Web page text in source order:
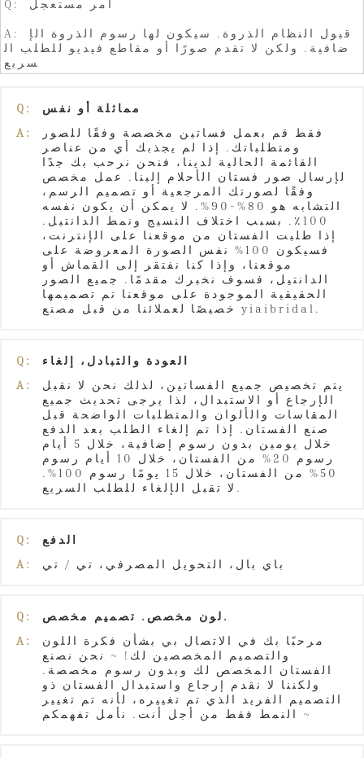
Q: أمر مستعجل
A: قبول النظام الذروة. سيكون لها رسوم الذروة الإ
ضافية. ولكن لا تقدم صورًا أو مقاطع فيديو للطلب ال
سريع
Q:
A:
فقط قم بعمل فساتين مخصصة وفقًا للصور
ومتطلباتك. إذا لم يجذبك أي من عناصر
القائمة الحالية لدينا، فنحن نرحب بك جدًا
لإرسال صور فستان الأحلام إلينا. عمل مخصص
وفقًا لصورتك المرجعية أو تصميم الرسم،
التشابه هو 80%-90%. لا يمكن أن يكون نفسه
100٪. بسبب اختلاف النسيج ونمط الدانتيل.
إذا طلبت الفستان من موقعنا على الإنترنت،
فسيكون 100% نفس الصورة المعروضة على
موقعنا، وإذا كنا نفتقر إلى القماش أو
الدانتيل، فسوف نخبرك مقدمًا. جميع الصور
الحقيقية الموجودة على موقعنا تم تصميمها
خصيصًا لعملائنا من قبل مصنع yiaibridal.
Q:
A:
يتم تخصيص جميع الفساتين، لذلك نحن لا نقبل
الإرجاع أو الاستبدال، لذا يرجى تحديث جميع
المقاسات والألوان والمتطلبات الواضحة قبل
صنع الفستان. إذا تم إلغاء الطلب بعد الدفع
خلال يومين بدون رسوم إضافية، خلال 5 أيام
رسوم 20% من الفستان، خلال 10 أيام رسوم
50% من الفستان، خلال 15 يومًا رسوم 100%.
لا تقبل الإلغاء للطلب السريع.
Q:
A:
باي بال، التحويل المصرفي، تي / تي
Q:
لون مخصص. تصميم مخصص.
A:
مرحبًا بك في الاتصال بي بشأن فكرة اللون
والتصميم المخصصين لك! ~ نحن نصنع
الفستان المخصص لك وبدون رسوم مخصصة.
ولكننا لا نقدم إرجاع واستبدال الفستان ذو
التصميم الفريد الذي تم تغييره، لأنه تم تغيير
النمط فقط من أجل أنت. نأمل تفهمكم ~